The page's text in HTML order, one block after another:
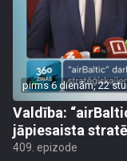
pirms 6 dienām, 22
Valdība:
jāpiesaista
409. epizode